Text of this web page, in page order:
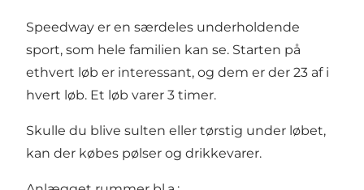
Speedway er en særdeles underholdende
sport, som hele familien kan se. Starten på
ethvert løb er interessant, og dem er der 23 af i
hvert løb. Et løb varer 3 timer.
Skulle du blive sulten eller tørstig under løbet,
kan der købes pølser og drikkevarer.